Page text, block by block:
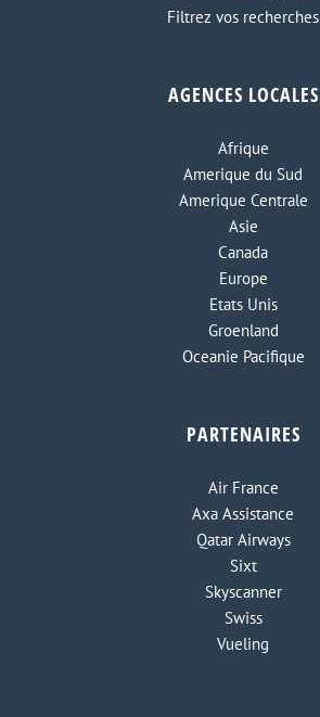
Filtrez vos recherches
AGENCES LOCALES
Afrique
Amerique du Sud
Amerique Centrale
Asie
Canada
Europe
Etats Unis
Groenland
Oceanie Pacifique
PARTENAIRES
Air France
Axa Assistance
Qatar Airways
Sixt
Skyscanner
Swiss
Vueling